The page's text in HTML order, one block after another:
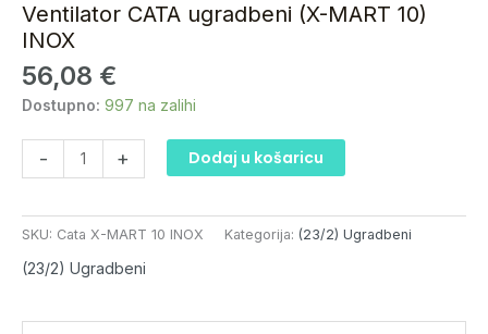
Ventilator CATA ugradbeni (X-MART 10)
INOX
56,08 €
Dostupno: 997 na zalihi
-
MART
10)
INOX
količina
+ Dodaj u košaricu
SKU: Cata X-MART 10 INOX Kategorija: (23/2) Ugradbeni
(23/2) Ugradbeni